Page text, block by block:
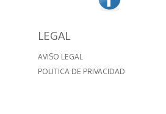
LEGAL
AVISO LEGAL
POLITICA DE PRIVACIDAD